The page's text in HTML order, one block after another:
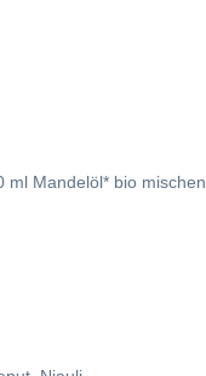
Mandelöl* bio mischen.